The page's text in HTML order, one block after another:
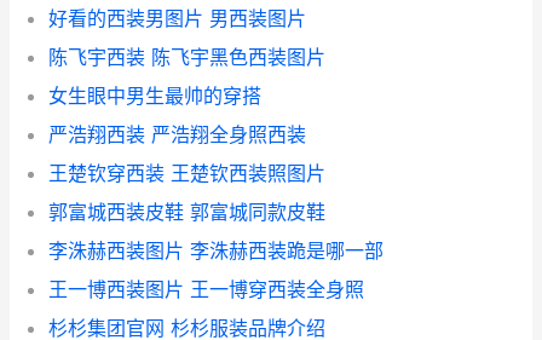
好看的西装男图片 男西装图片
陈飞宇西装 陈飞宇黑色西装图片
女生眼中男生最帅的穿搭
严浩翔西装 严浩翔全身照西装
王楚钦穿西装 王楚钦西装照图片
郭富城西装皮鞋 郭富城同款皮鞋
李洙赫西装图片 李洙赫西装跪是哪一部
王一博西装图片 王一博穿西装全身照
杉杉集团官网 杉杉服装品牌介绍